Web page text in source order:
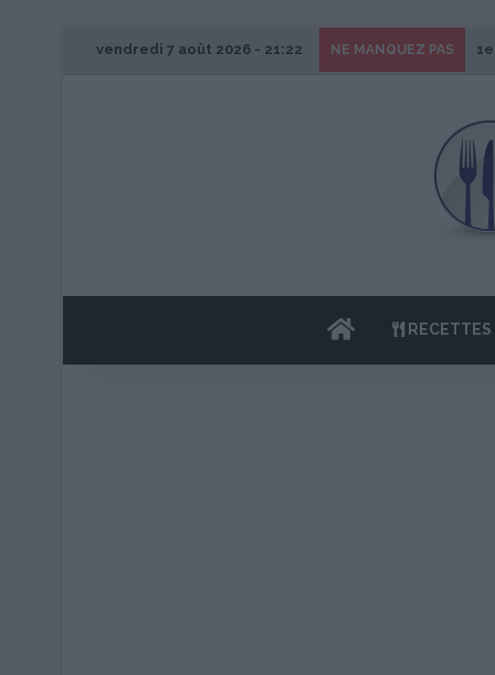
vendredi 7 août 2026 - 21:22 NE MANQUEZ PAS
ACCUEIL